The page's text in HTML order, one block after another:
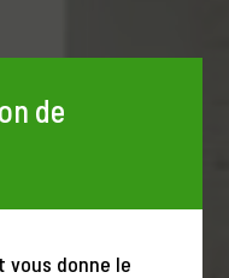
de
vous donne le